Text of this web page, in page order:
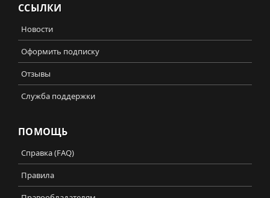
ССЫЛКИ
Новости
Оформить подписку
Отзывы
Служба поддержки
ПОМОЩЬ
Справка (FAQ)
Правила